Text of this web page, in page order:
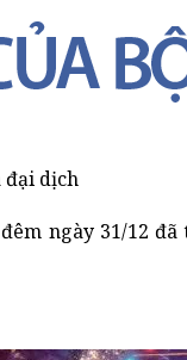
đại dịch
ngày 31/12